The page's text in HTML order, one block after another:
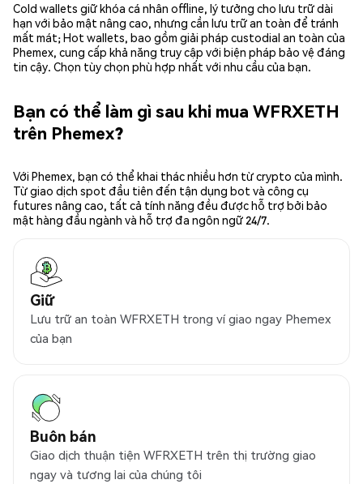
Cold wallets giữ khóa cá nhân offline, lý tưởng cho lưu trữ dài
hạn với bảo mật nâng cao, nhưng cần lưu trữ an toàn để tránh
mất mát; Hot wallets, bao gồm giải pháp custodial an toàn của
Phemex, cung cấp khả năng truy cập với biện pháp bảo vệ đáng
tin cậy. Chọn tùy chọn phù hợp nhất với nhu cầu của bạn.
Bạn có thể làm gì sau khi mua WFRXETH
trên Phemex?
Với Phemex, bạn có thể khai thác nhiều hơn từ crypto của mình.
Từ giao dịch spot đầu tiên đến tận dụng bot và công cụ
futures nâng cao, tất cả tính năng đều được hỗ trợ bởi bảo
mật hàng đầu ngành và hỗ trợ đa ngôn ngữ 24/7.
Giữ
Lưu trữ an toàn WFRXETH trong ví giao ngay Phemex
của bạn
Buôn bán
Giao dịch thuận tiện WFRXETH trên thị trường giao
ngay và tương lai của chúng tôi